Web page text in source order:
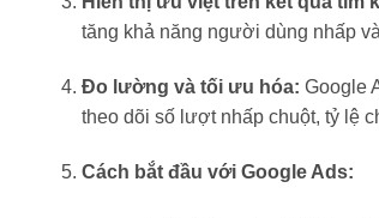
tăng khả năng người dùng nhấp
Đo lường và tối ưu hóa: Google
theo dõi số lượt nhấp chuột, tỷ lệ
Cách bắt đầu với Google Ads: